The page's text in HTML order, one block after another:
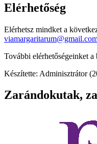
Elérhetőség
Elérhetsz mindket a
További elérhetőségeinket
Készítette: Adminisztrátor
Zarándokutak,